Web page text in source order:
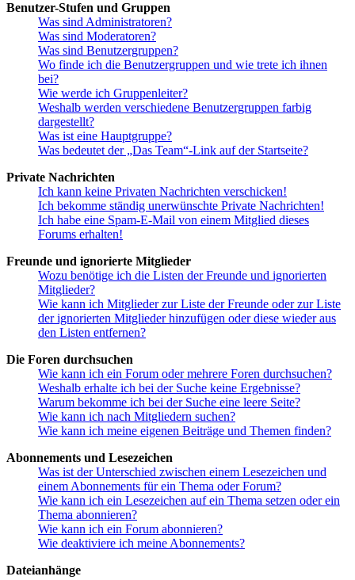
Benutzer-Stufen und Gruppen
Was sind Administratoren?
Was sind Moderatoren?
Was sind Benutzergruppen?
Wo finde ich die Benutzergruppen und wie trete ich ihnen
bei?
Wie werde ich Gruppenleiter?
Weshalb werden verschiedene Benutzergruppen farbig
dargestellt?
Was ist eine Hauptgruppe?
Was bedeutet der „Das Team“-Link auf der Startseite?
Private Nachrichten
Ich kann keine Privaten Nachrichten verschicken!
Ich bekomme ständig unerwünschte Private Nachrichten!
Ich habe eine Spam-E-Mail von einem Mitglied dieses
Forums erhalten!
Freunde und ignorierte Mitglieder
Wozu benötige ich die Listen der Freunde und ignorierten
Mitglieder?
Wie kann ich Mitglieder zur Liste der Freunde oder zur Liste
der ignorierten Mitglieder hinzufügen oder diese wieder aus
den Listen entfernen?
Die Foren durchsuchen
Wie kann ich ein Forum oder mehrere Foren durchsuchen?
Weshalb erhalte ich bei der Suche keine Ergebnisse?
Warum bekomme ich bei der Suche eine leere Seite?
Wie kann ich nach Mitgliedern suchen?
Wie kann ich meine eigenen Beiträge und Themen finden?
Abonnements und Lesezeichen
Was ist der Unterschied zwischen einem Lesezeichen und
einem Abonnements für ein Thema oder Forum?
Wie kann ich ein Lesezeichen auf ein Thema setzen oder ein
Thema abonnieren?
Wie kann ich ein Forum abonnieren?
Wie deaktiviere ich meine Abonnements?
Dateianhänge